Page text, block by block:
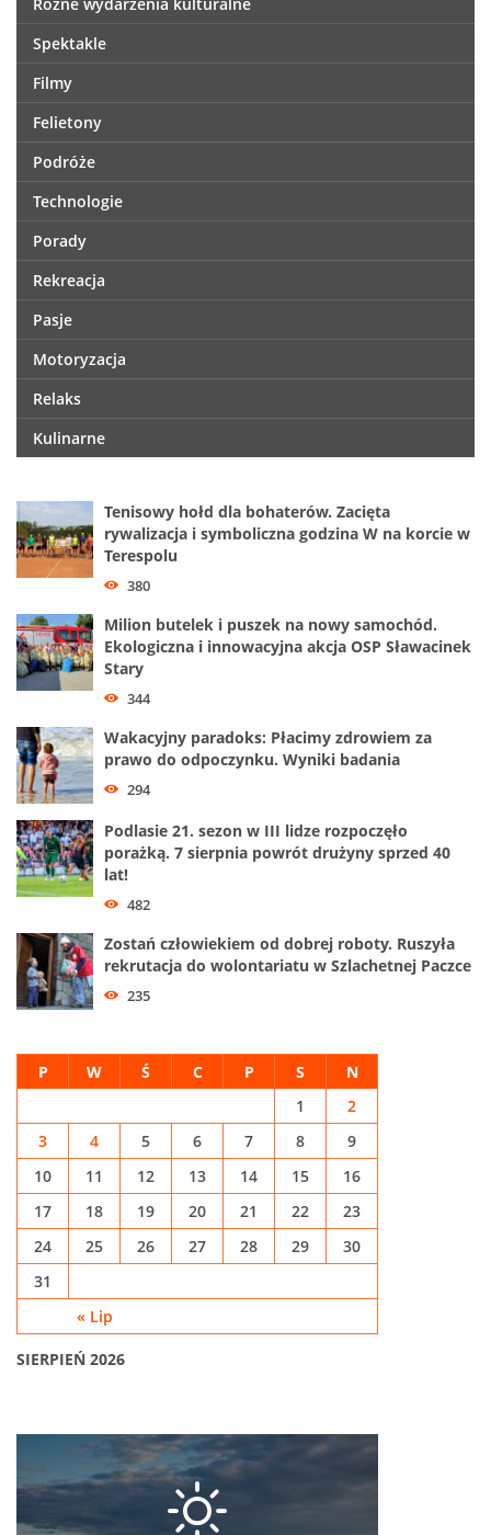
Spektakle
Filmy
Felietony
Podróże
Technologie
Porady
Rekreacja
Pasje
Motoryzacja
Relaks
Kulinarne
Tenisowy hołd dla bohaterów. Zacięta
rywalizacja i symboliczna godzina W na korcie w
Terespolu
380
Milion butelek i puszek na nowy samochód.
Ekologiczna i innowacyjna akcja OSP Sławacinek
Stary
344
Wakacyjny paradoks: Płacimy zdrowiem za
prawo do odpoczynku. Wyniki badania
294
Podlasie 21. sezon w III lidze rozpoczęło
porażką. 7 sierpnia powrót drużyny sprzed 40
lat!
482
Zostań człowiekiem od dobrej roboty. Ruszyła
rekrutacja do wolontariatu w Szlachetnej Paczce
235
SIERPIEŃ 2026
P W Ś C P S N
« Lip
1
2
3
4 5 6 7 8
9
10
11 12 13 14 15
16
17
18 19 20 21 22
23
24
25 26 27 28 29
30
31